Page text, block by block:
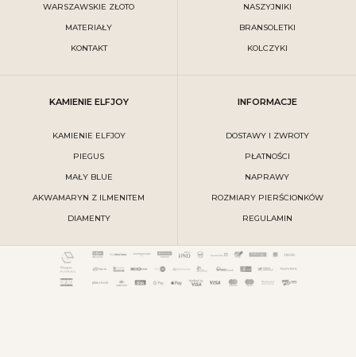
WARSZAWSKIE ZŁOTO
MATERIAŁY
KONTAKT
NASZYJNIKI
BRANSOLETKI
KOLCZYKI
KAMIENIE ELFJOY
KAMIENIE ELFJOY
PIEGUS
MAŁY BLUE
AKWAMARYN Z ILMENITEM
DIAMENTY
INFORMACJE
DOSTAWY I ZWROTY
PŁATNOŚCI
NAPRAWY
ROZMIARY PIERŚCIONKÓW
REGULAMIN